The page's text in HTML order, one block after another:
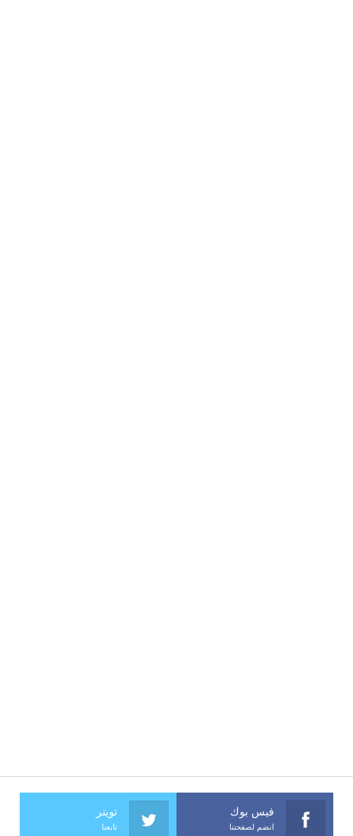
فيس بوك
انضم لصفحتنا
تويتر
تابعنا